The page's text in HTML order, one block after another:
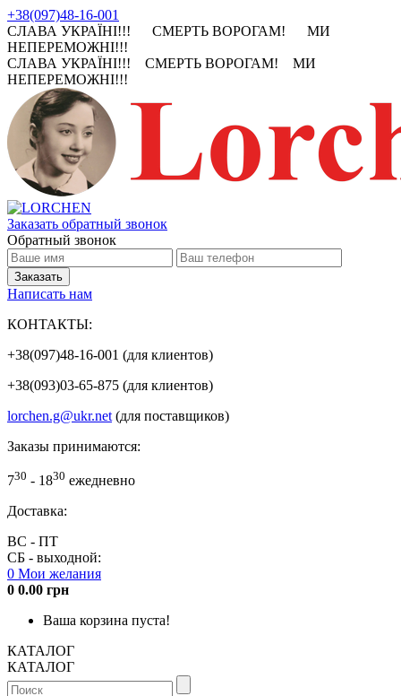
+38(097)48-16-001
СЛАВА УКРАЇНІ!!! СМЕРТЬ ВОРОГАМ! МИ
НЕПЕРЕМОЖНІ!!!
СЛАВА УКРАЇНІ!!! СМЕРТЬ ВОРОГАМ! МИ
НЕПЕРЕМОЖНІ!!!
Заказать обратный звонок
Обратный звонок
Написать нам
КОНТАКТЫ:
+38(097)48-16-001 (для клиентов)
+38(093)03-65-875 (для клиентов)
lorchen.g@ukr.net (для поставщиков)
Заказы принимаются:
730 - 1830 ежедневно
Доставка:
ВС - ПТ
СБ - выходной:
0 Мои желания
0 0.00 грн
Ваша корзина пуста!
КАТАЛОГ
КАТАЛОГ